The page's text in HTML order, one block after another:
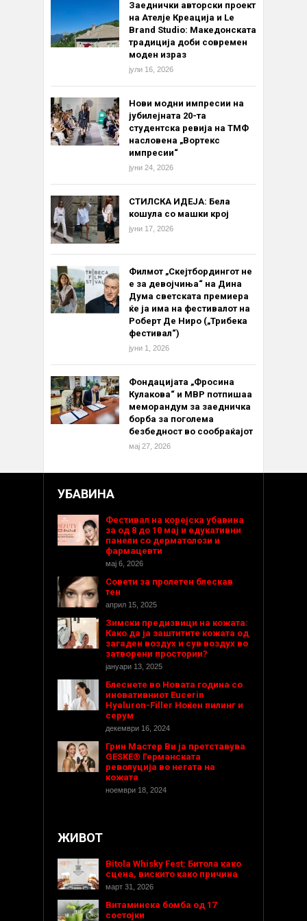
Заеднички авторски проект
на Ателје Креација и Le
Brand Studio: Македонската
традиција доби современ
моден израз
јули 16, 2026
Нови модни импресии на
јубилејната 20-та
студентска ревија на ТМФ
насловена „Вортекс
импресии“
јуни 24, 2026
СТИЛСКА ИДЕЈА: Бела
кошула со машки крој
јуни 17, 2026
Филмот „Скејтбордингот не
е за девојчиња“ на Дина
Дума светската премиера
ќе ја има на фестивалот на
Роберт Де Ниро („Трибека
фестивал“)
јуни 1, 2026
Фондацијата „Фросина
Кулакова“ и МВР потпишаа
меморандум за заедничка
борба за поголема
безбедност во сообраќајот
мај 27, 2026
УБАВИНА
Фестивал на корејска убавина
за од 8 до 10 мај и едукативни
панели со дерматолози и
фармацевти
мај 6, 2026
Совети за пролетен блескав
тен
април 15, 2025
Зимски предизвици на кожата:
Како да ја заштитите кожата од
загаден воздух и сув воздух во
затворени простории?
јануари 13, 2025
Блеснете во Новата година со
иновативниот Eucerin
Hyaluron-Filler Ноќен пилинг и
серум
декември 16, 2024
Грин Мастер Ви ја претставува
GESKE® Германската
револуција во негата на
кожата
ноември 18, 2024
ЖИВОТ
Bitola Whisky Fest: Битола како
сцена, вискито како причина
март 31, 2026
Витаминска бомба од 17
состојки